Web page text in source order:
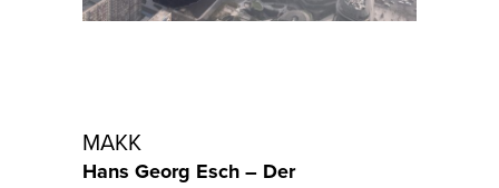
MAKK
Hans Georg Esch – Der